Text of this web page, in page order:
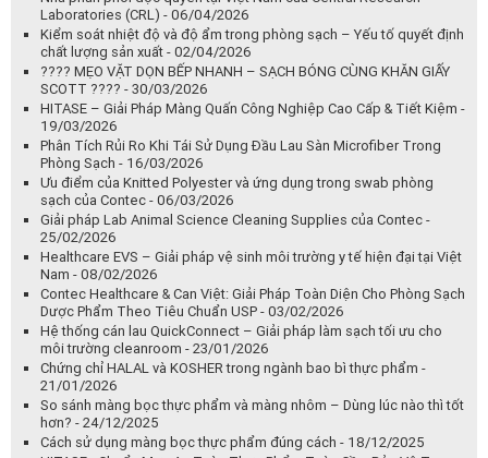
Chìa Khóa Vàng Ngăn Ngừa Nhiễm Chéo Cho Nhà Hàng 5 Sao: Hệ
Thống Khăn Lau Màu WypAll® Colour Coded - 10/06/2026
HACCP & FDA TRONG MÀNG BỌC THỰC PHẨM – TIÊU CHÍ QUAN
TRỌNG CHO NHÀ HÀNG, BẾP ĂN VÀ DOANH NGHIỆP F&B -
01/06/2026
DEHA, DEHP, BPA là gì? Vì sao cần tránh trong màng bọc thực
phẩm? - 13/05/2026
Hạn sử dụng của màng bọc thực phẩm là bao lâu? Cách dùng đúng
để đảm bảo an toàn - 05/05/2026
Nhà phân phối độc quyền tại Việt Nam của Central Research
Laboratories (CRL) - 06/04/2026
Kiểm soát nhiệt độ và độ ẩm trong phòng sạch – Yếu tố quyết định
chất lượng sản xuất - 02/04/2026
???? MẸO VẶT DỌN BẾP NHANH – SẠCH BÓNG CÙNG KHĂN GIẤY
SCOTT ???? - 30/03/2026
HITASE – Giải Pháp Màng Quấn Công Nghiệp Cao Cấp & Tiết Kiệm -
19/03/2026
Phân Tích Rủi Ro Khi Tái Sử Dụng Đầu Lau Sàn Microfiber Trong
Phòng Sạch - 16/03/2026
Ưu điểm của Knitted Polyester và ứng dụng trong swab phòng
sạch của Contec - 06/03/2026
Giải pháp Lab Animal Science Cleaning Supplies của Contec -
25/02/2026
Healthcare EVS – Giải pháp vệ sinh môi trường y tế hiện đại tại Việt
Nam - 08/02/2026